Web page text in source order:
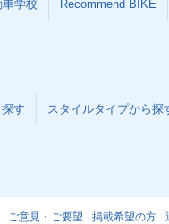
学校 Recommend BIKE
す スタイルタイプから探
ご意見・ご要望 掲載希望の方